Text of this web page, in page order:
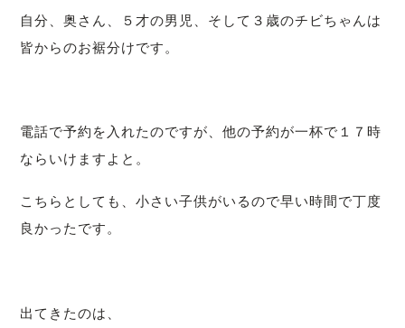
自分、奥さん、５才の男児、 そして３歳のチビちゃんは
皆からのお裾分けです。
電話で予約を入れたのですが、他の予約が一杯で１７時
ならいけますよと。
こちらとしても、小さい子供がいるので早い時間で丁度
良かったです。
出てきたのは、